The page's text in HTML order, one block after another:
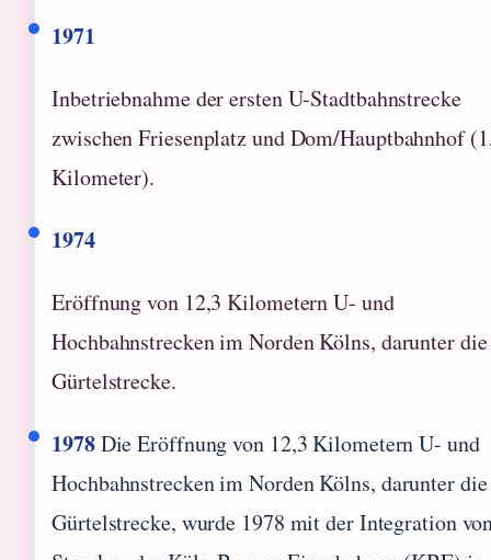
1971
Inbetriebnahme der ersten U-Stadtbahnstrecke
zwischen Friesenplatz und Dom/Hauptbahnhof
Kilometer).
1974
Eröffnung von 12,3 Kilometern U- und
Hochbahnstrecken im Norden Kölns, darunter die
Gürtelstrecke.
1978Die Eröffnung von 12,3 Kilometern U- und
Hochbahnstrecken im Norden Kölns, darunter die
Gürtelstrecke, wurde 1978 mit der Integration